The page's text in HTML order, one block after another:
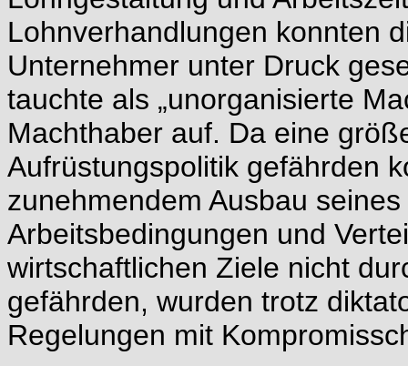
Lohnverhandlungen konnten
Unternehmer unter Druck
tauchte als „unorganisierte
Machthaber auf. Da eine
Aufrüstungspolitik gefährden
zunehmendem Ausbau
Arbeitsbedingungen und
wirtschaftlichen Ziele nicht
gefährden, wurden trotz
Regelungen mit